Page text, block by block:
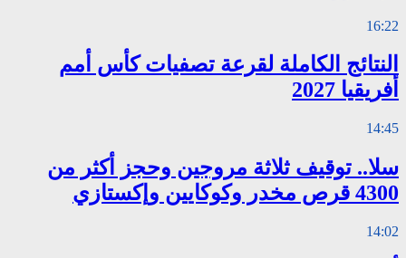
16:22
النتائج الكاملة لقرعة تصفيات كأس أمم
أفريقيا 2027
14:45
سلا.. توقيف ثلاثة مروجين وحجز أكثر من
4300 قرص مخدر وكوكايين وإكستازي
14:02